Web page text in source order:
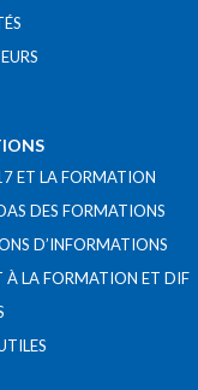
ET LA FORMATION
DES FORMATIONS
D’INFORMATIONS
À LA FORMATION ET DIF